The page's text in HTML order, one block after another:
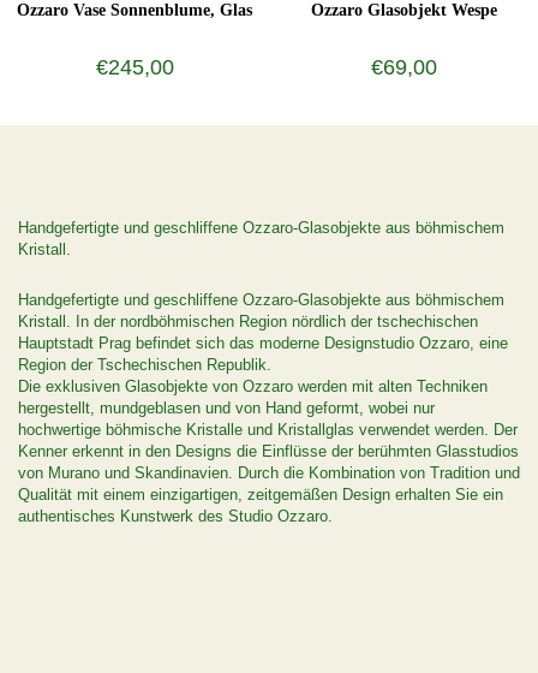
Ozzaro Vase Sonnenblume, Glas
€245,00
Ozzaro Glasobjekt Wespe
€69,00
Handgefertigte und geschliffene Ozzaro-Glasobjekte aus böhmischem
Kristall.
Handgefertigte und geschliffene Ozzaro-Glasobjekte aus böhmischem
Kristall. In der nordböhmischen Region nördlich der tschechischen
Hauptstadt Prag befindet sich das moderne Designstudio Ozzaro, eine
Region der Tschechischen Republik.
Die exklusiven Glasobjekte von Ozzaro werden mit alten Techniken
hergestellt, mundgeblasen und von Hand geformt, wobei nur
hochwertige böhmische Kristalle und Kristallglas verwendet werden. Der
Kenner erkennt in den Designs die Einflüsse der berühmten Glasstudios
von Murano und Skandinavien. Durch die Kombination von Tradition und
Qualität mit einem einzigartigen, zeitgemäßen Design erhalten Sie ein
authentisches Kunstwerk des Studio Ozzaro.